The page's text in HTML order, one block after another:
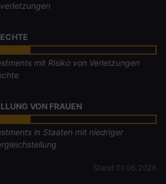
mit Risiko von Verletzungen
VON FRAUEN
in Staaten mit niedriger
Stand 01.06.2026